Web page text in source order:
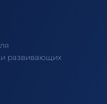
и развивающих